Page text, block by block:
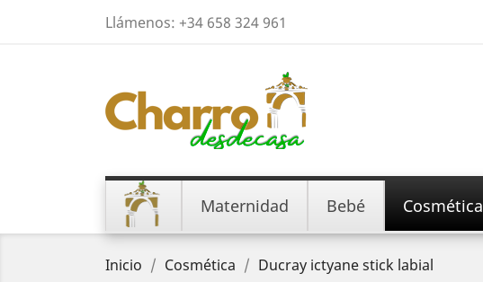
Llámenos: +34 658 324 961
Maternidad Bebé Cosmética
Inicio Cosmética Ducray ictyane stick labial